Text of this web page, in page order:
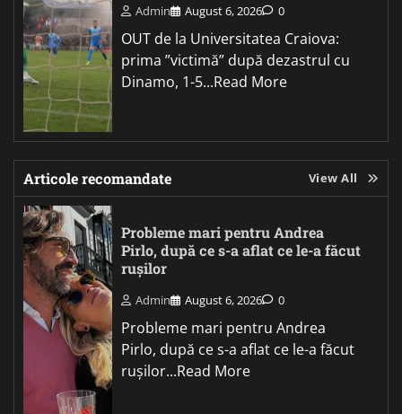
Admin August 6, 2026 0
OUT de la Universitatea Craiova:
prima ”victimă” după dezastrul cu
Dinamo, 1-5...Read More
Articole recomandate View All
Probleme mari pentru Andrea
Pirlo, după ce s-a aflat ce le-a făcut
rușilor
Admin August 6, 2026 0
Probleme mari pentru Andrea
Pirlo, după ce s-a aflat ce le-a făcut
rușilor...Read More